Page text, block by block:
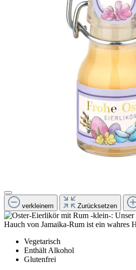
verkleinern Zurücksetzen
Vegetarisch
Enthält Alkohol
Glutenfrei